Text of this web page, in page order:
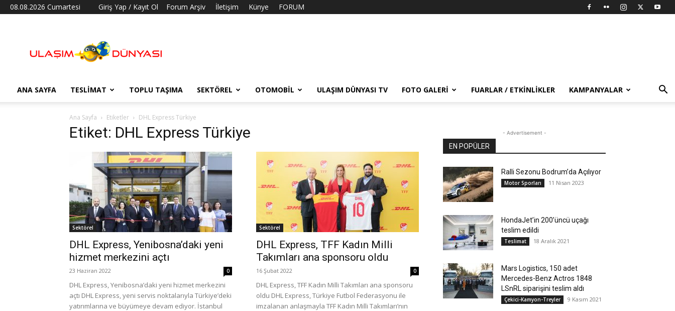
08.08.2026 Cumartesi Giriş Yap / Kayıt Ol Forum Arşiv İletişim Künye FORUM
Dünyası
ANA SAYFA TESLIMAT TOPLU TAŞIMA SEKTÖREL OTOMOBIL ULAŞIM DÜNYASI TV FOTO GALERI FUARLAR / ETKINLIKLER KAMPANYALAR
Ana Sayfa Etiketler DHL Express Türkiye
Etiket: DHL Express Türkiye
Sektörel
DHL Express, Yenibosna’daki yeni
hizmet merkezini açtı
23 Haziran 2022 0
DHL Express, Yenibosna’daki yeni hizmet merkezini
açtı DHL Express, yeni servis noktalarıyla Türkiye’deki
yatırımlarına ve büyümeye devam ediyor. İstanbul
Sektörel
DHL Express, TFF Kadın Milli
Takımları ana sponsoru oldu
16 Şubat 2022 0
DHL Express, TFF Kadın Milli Takımları ana sponsoru
oldu DHL Express, Türkiye Futbol Federasyonu ile
imzalanan anlaşmayla TFF Kadın Milli Takımları’nın
- Advertisement -
EN POPÜLER
Ralli Sezonu Bodrum’da Açılıyor
Motor Sporları 11 Nisan 2023
HondaJet’in 200’üncü uçağı
teslim edildi
Teslimat 18 Aralık 2021
Mars Logistics, 150 adet
Mercedes-Benz Actros 1848
LSnRL siparişini teslim aldı
Çekici-Kamyon-Treyler 9 Kasım 2021